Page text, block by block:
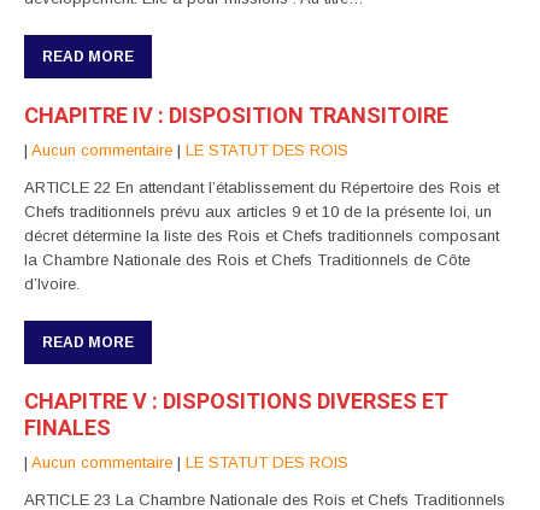
READ MORE
CHAPITRE IV : DISPOSITION TRANSITOIRE
| Aucun commentaire | LE STATUT DES ROIS
ARTICLE 22 En attendant l’établissement du Répertoire des Rois et
Chefs traditionnels prévu aux articles 9 et 10 de la présente loi, un
décret détermine la liste des Rois et Chefs traditionnels composant
la Chambre Nationale des Rois et Chefs Traditionnels de Côte
d’Ivoire.
READ MORE
CHAPITRE V : DISPOSITIONS DIVERSES ET
FINALES
| Aucun commentaire | LE STATUT DES ROIS
ARTICLE 23 La Chambre Nationale des Rois et Chefs Traditionnels